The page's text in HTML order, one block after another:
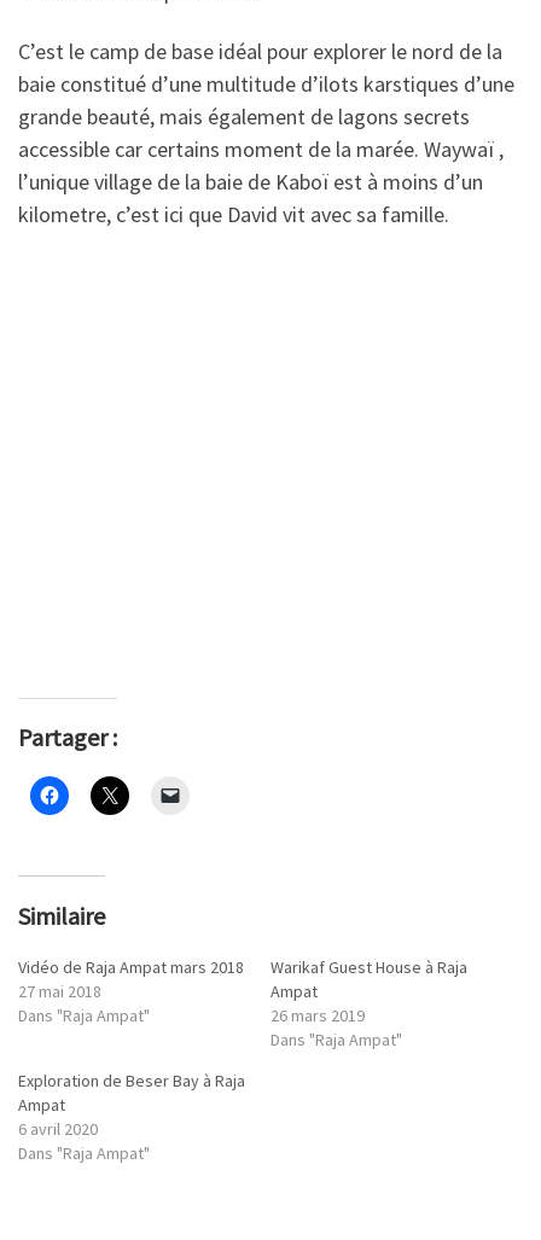
C’est le camp de base idéal pour explorer le nord de la
baie constitué d’une multitude d’ilots karstiques d’une
grande beauté, mais également de lagons secrets
accessible car certains moment de la marée. Waywaï ,
l’unique village de la baie de Kaboï est à moins d’un
kilometre, c’est ici que David vit avec sa famille.
Partager :
Similaire
Vidéo de Raja Ampat mars 2018
27 mai 2018
Dans "Raja Ampat"
Warikaf Guest House à Raja
Ampat
26 mars 2019
Dans "Raja Ampat"
Exploration de Beser Bay à Raja
Ampat
6 avril 2020
Dans "Raja Ampat"